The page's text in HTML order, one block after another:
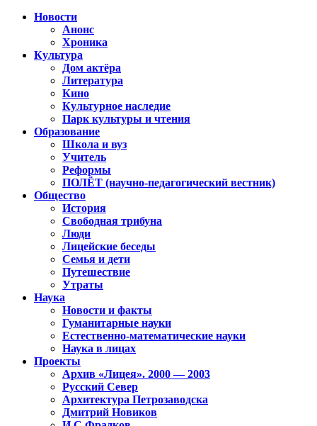
Новости
Анонс
Хроника
Культура
Дом актёра
Литература
Кино
Культурное наследие
Парк культуры и чтения
Образование
Школа и вуз
Учитель
Реформы
ПОЛЁТ (научно-педагогический вестник)
Общество
История
Свободная трибуна
Люди
Лицейские беседы
Семья и дети
Путешествие
Утраты
Наука
Новости и факты
Гуманитарные науки
Естественно-математические науки
Наука в лицах
Проекты
Архив «Лицея». 2000 — 2003
Русский Север
Архитектура Петрозаводска
Дмитрий Новиков